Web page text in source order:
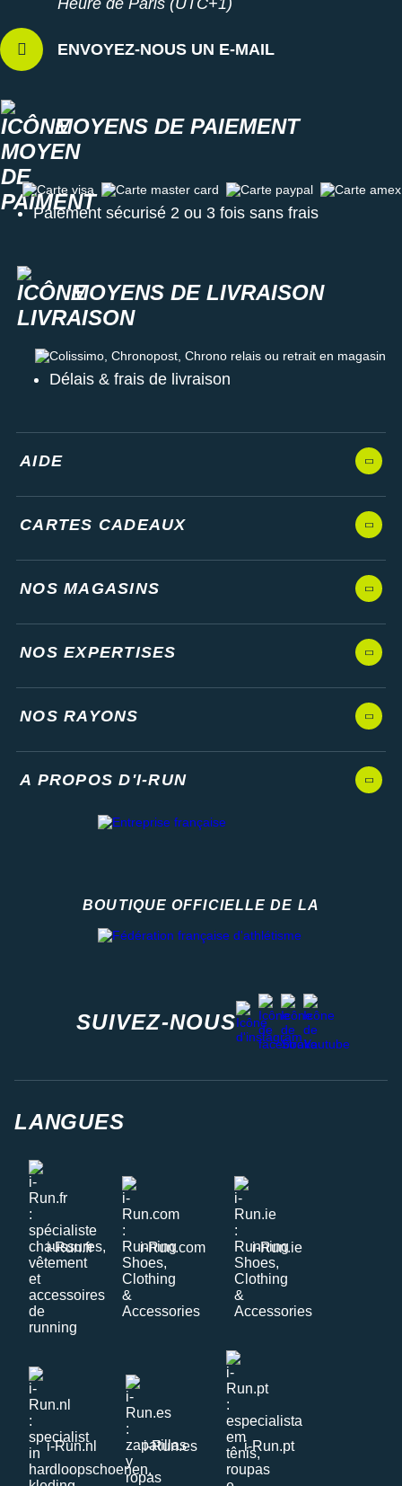
Heure de Paris (UTC+1)
ENVOYEZ-NOUS UN E-MAIL
MOYENS DE PAIEMENT
Carte visa Carte master card Carte paypal Carte amex
Paiement sécurisé 2 ou 3 fois sans frais
MOYENS DE LIVRAISON
Colissimo, Chronopost, Chrono relais ou retrait en magasin
Délais & frais de livraison
AIDE
CARTES CADEAUX
NOS MAGASINS
NOS EXPERTISES
NOS RAYONS
A PROPOS D'I-RUN
BOUTIQUE OFFICIELLE DE LA
SUIVEZ-NOUS
instagram
facebook
stravayoutube
LANGUES
i-Run.fr i-Run.com i-Run.ie
i-Run.nl i-Run.es i-Run.pt